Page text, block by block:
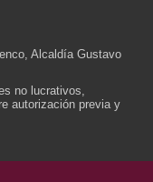
Alcaldía Gustavo
no lucrativos,
autorización previa y